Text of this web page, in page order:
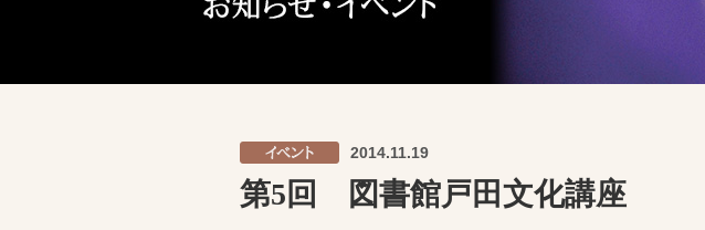
2014.11.19
第5回 図書館戸田文化講座